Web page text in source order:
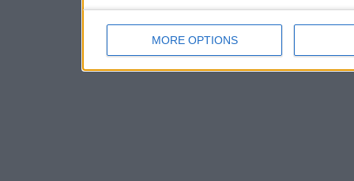
MORE OPTIONS